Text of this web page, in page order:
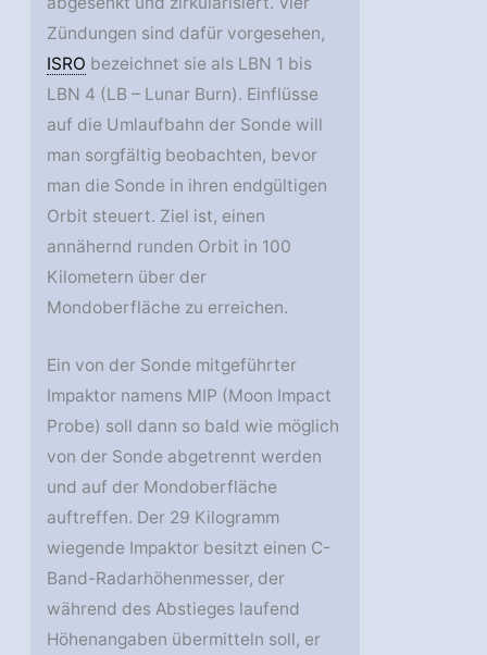
Zündungen sind dafür vorgesehen,
ISRO bezeichnet sie als LBN 1 bis
LBN 4 (LB – Lunar Burn). Einflüsse
auf die Umlaufbahn der Sonde will
man sorgfältig beobachten, bevor
man die Sonde in ihren endgültigen
Orbit steuert. Ziel ist, einen
annähernd runden Orbit in 100
Kilometern über der
Mondoberfläche zu erreichen.
Ein von der Sonde mitgeführter
Impaktor namens MIP (Moon Impact
Probe) soll dann so bald wie möglich
von der Sonde abgetrennt werden
und auf der Mondoberfläche
auftreffen. Der 29 Kilogramm
wiegende Impaktor besitzt einen C-
Band-Radarhöhenmesser, der
während des Abstieges laufend
Höhenangaben übermitteln soll, er